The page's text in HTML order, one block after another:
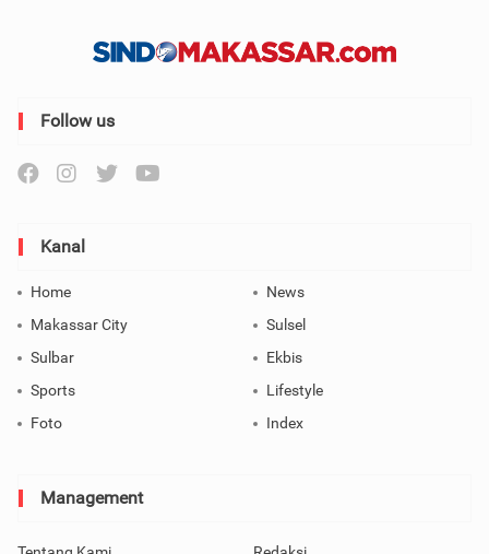
Follow us
Kanal
Home
News
Makassar City
Sulsel
Sulbar
Ekbis
Sports
Lifestyle
Foto
Index
Management